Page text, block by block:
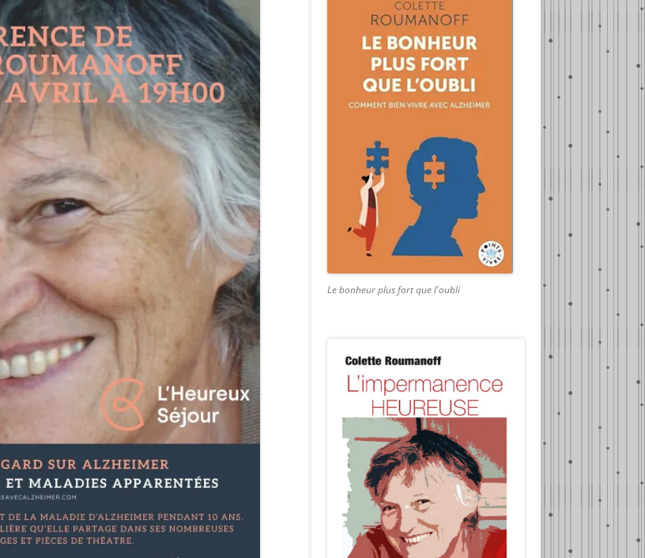
Le bonheur plus fort que l'oubli